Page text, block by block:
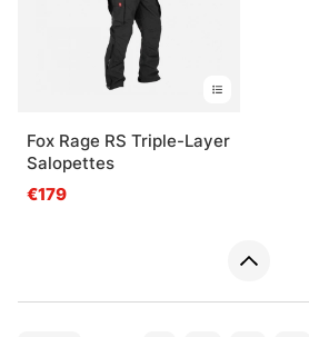
Fox Rage RS Triple-Layer
Salopettes
€179